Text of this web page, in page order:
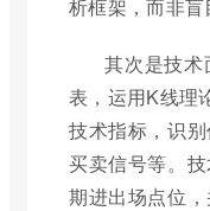
析框架，而非盲
其次是技
表，运用K线理
技术指标，识别
买卖信号等。
期进出场点位